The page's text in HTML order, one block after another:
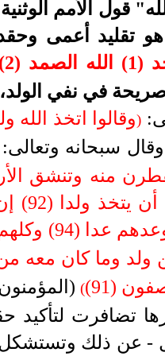
قول الأمم
تقليد أعمى
كفوا أحد (4)
في نفي الولد،
)وقالوا اتخذ
سبحانه وتعالى:
(91)
ولد وما كان معه
(91)
(
تضافرت لتأكيد
- عن ذلك وتستشكل